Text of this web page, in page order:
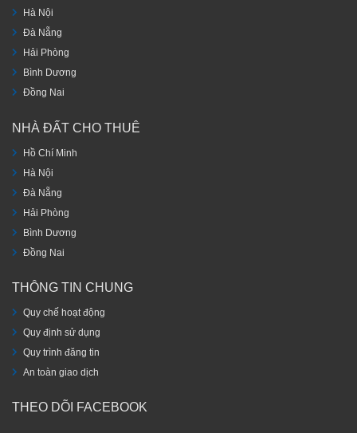
Hà Nội
Đà Nẵng
Hải Phòng
Bình Dương
Đồng Nai
NHÀ ĐẤT CHO THUÊ
Hồ Chí Minh
Hà Nội
Đà Nẵng
Hải Phòng
Bình Dương
Đồng Nai
THÔNG TIN CHUNG
Quy chế hoạt động
Quy định sử dụng
Quy trình đăng tin
An toàn giao dịch
THEO DÕI FACEBOOK